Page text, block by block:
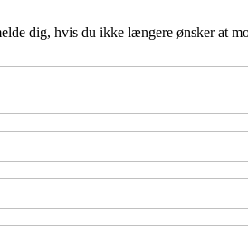
dig, hvis du ikke længere ønsker at